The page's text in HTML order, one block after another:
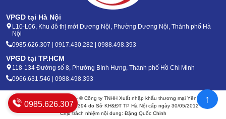
Vì mức chênh lệch khá lớn nên việc chọn mua hàng đắt hay hàng
rẻ đều khiến bạn không an tâm.
3. Mua thiết bị hút bụi Lavor VAC 20 tại Yên Phát
- Tại sao không?
VPGD tại Hà Nội
L10-L06, Khu đô thị mới Dương Nội, Phường Dương Nội, Thành phố Hà
Nội
0985.626.307 | 0917.430.282 | 0988.498.393
VPGD tại TP.HCM
118-134 Đường số 8, Phường Bình Hưng, Thành phố Hồ Chí Minh
0966.631.546 | 0988.498.393
Bản quyền 2020 - 2026 – © Công ty TNHH Xuất nhập khẩu thương mại Yên Phát
Mã số thuế: 0105904394 do Sở KH&ĐT TP Hà Nội cấp ngày 30/05/2012
Chịu trách nhiệm nội dung: Đặng Quốc Chinh
0985.626.307 ↑